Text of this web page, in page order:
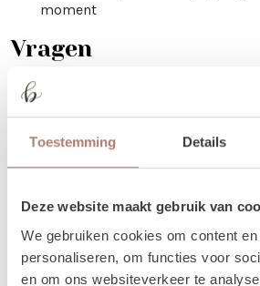
Toestemming Details
Deze website maakt gebruik van
We gebruiken cookies om content
personaliseren, om functies voor
en om ons websiteverkeer te
moment
Vragen
Wil je weten welke tapijten mooi bij
kun je dit zelf niet zo goed bepalen
77 of mail naarverhuur@brisked.nl
graag!
Verhuur - Hoe werkt
Al onze verhuur items huur je
prijs van 1! Zo krijg je lekker de